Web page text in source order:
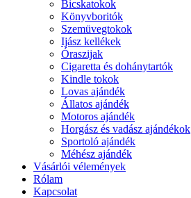
Bicskatokok
Könyvboritók
Szemüvegtokok
Ijász kellékek
Óraszijak
Cigaretta és dohánytartók
Kindle tokok
Lovas ajándék
Állatos ajándék
Motoros ajándék
Horgász és vadász ajándékok
Sportoló ajándék
Méhész ajándék
Vásárlói vélemények
Rólam
Kapcsolat